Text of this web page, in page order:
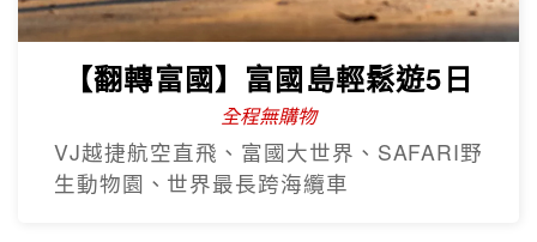
【翻轉富國】富國島輕鬆遊5日
全程無購物
VJ越捷航空直飛、富國大世界、SAFARI野
生動物園、世界最長跨海纜車